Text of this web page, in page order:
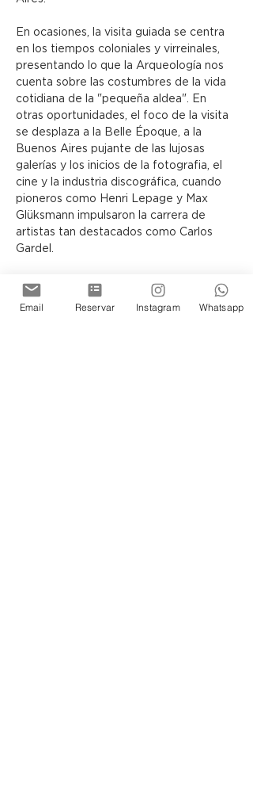
En ocasiones, la visita guiada se centra
en los tiempos coloniales y virreinales,
presentando lo que la Arqueología nos
cuenta sobre las costumbres de la vida
cotidiana de la "pequeña aldea". En
otras oportunidades, el foco de la visita
se desplaza a la Belle Époque, a la
Buenos Aires pujante de las lujosas
galerías y los inicios de la fotografia, el
cine y la industria discográfica, cuando
pioneros como Henri Lepage y Max
Glüksmann impulsaron la carrera de
artistas tan destacados como Carlos
Gardel.
El visitante siempre se sentirá
transportado en el tiempo y
protagonista de la historia de los
Email Reservar Instagram Whatsapp